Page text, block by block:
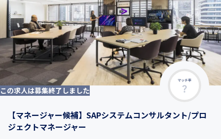
マッチ率
この求人は募集終了しました
【マネージャー候補】SAPシステムコンサルタント/プロ
ジェクトマネージャー